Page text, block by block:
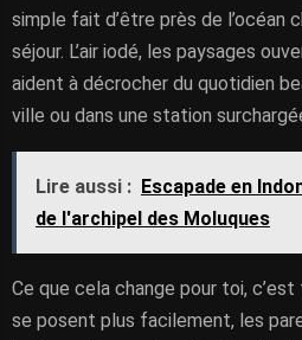
simple fait d’être près de l’océan
séjour. L’air iodé, les paysages
aident à décrocher du quotidien
ville ou dans une station
Lire aussi : Escapade en
de l'archipel des Moluques
Ce que cela change pour toi,
se posent plus facilement, les